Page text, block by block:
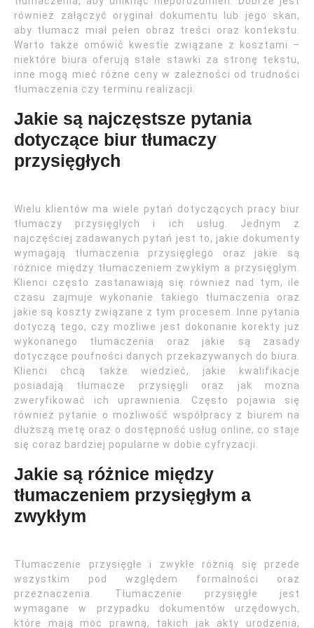
również załączyć oryginał dokumentu lub jego skan,
aby tłumacz miał pełen obraz treści oraz kontekstu.
Warto także omówić kwestie związane z kosztami –
niektóre biura oferują stałe stawki za stronę tekstu,
inne mogą mieć różne ceny w zależności od trudności
tłumaczenia czy terminu realizacji.
Jakie są najczęstsze pytania
dotyczące biur tłumaczy
przysięgłych
Wielu klientów ma wiele pytań dotyczących pracy biur
tłumaczy przysięgłych i ich usług. Jednym z
najczęściej zadawanych pytań jest to, jakie dokumenty
wymagają tłumaczenia przysięgłego oraz jakie są
różnice między tłumaczeniem zwykłym a przysięgłym.
Klienci często zastanawiają się również nad tym, ile
czasu zajmuje wykonanie takiego tłumaczenia oraz
jakie są koszty związane z tym procesem. Inne pytania
dotyczą tego, czy możliwe jest dokonanie korekty już
wykonanego tłumaczenia oraz jakie są zasady
dotyczące poufności danych przekazywanych do biura.
Klienci chcą także wiedzieć, jakie kwalifikacje
posiadają tłumacze przysięgli oraz jak można
zweryfikować ich uprawnienia. Często pojawia się
również pytanie o możliwość współpracy z biurem na
dłuższą metę oraz o dostępność usług online, co staje
się coraz bardziej popularne w dobie cyfryzacji.
Jakie są różnice między
tłumaczeniem przysięgłym a
zwykłym
Tłumaczenie przysięgłe i zwykłe różnią się przede
wszystkim pod względem formalności oraz
przeznaczenia. Tłumaczenie przysięgłe jest
wymagane w przypadku dokumentów urzędowych,
które mają moc prawną, takich jak akty urodzenia,